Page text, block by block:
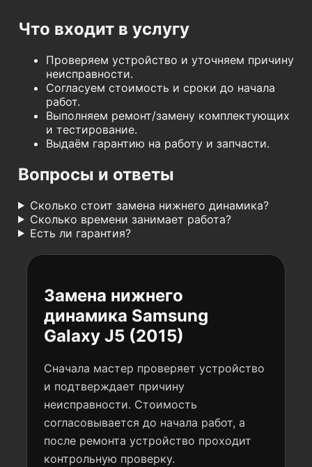
Что входит в услугу
Проверяем устройство и уточняем причину
неисправности.
Согласуем стоимость и сроки до начала
работ.
Выполняем ремонт/замену комплектующих
и тестирование.
Выдаём гарантию на работу и запчасти.
Вопросы и ответы
Сколько стоит замена нижнего динамика?
Сколько времени занимает работа?
Есть ли гарантия?
Замена нижнего
динамика Samsung
Galaxy J5 (2015)
Сначала мастер проверяет устройство
и подтверждает причину
неисправности. Стоимость
согласовывается до начала работ, а
после ремонта устройство проходит
контрольную проверку.